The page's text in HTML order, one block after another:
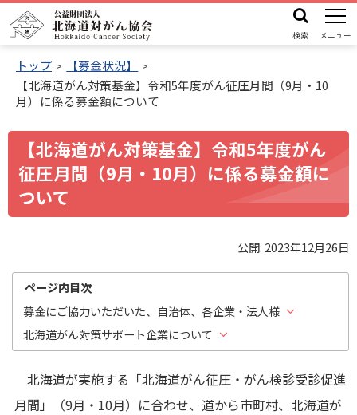
文
ー
益
団
法
人
北
海
対
会
メ
ュ
検索 メニュー
トップ
【募金状況】
【北海道がん対策基金】令和5年度がん征圧月間（9月・10
月）に係る募金額について
【北海道がん対策基金】令和5年度がん
征圧月間（9月・10月）に係る募金額に
ついて
公開: 2023年12月26日
ページ内目次
募金にご協力いただいた、自治体、各企業・法人様
北海道がん対策サポート企業について
北海道が実施する「北海道がん征圧・がん検診受診促進
月間」（9月・10月）に合わせ、道から市町村、北海道が